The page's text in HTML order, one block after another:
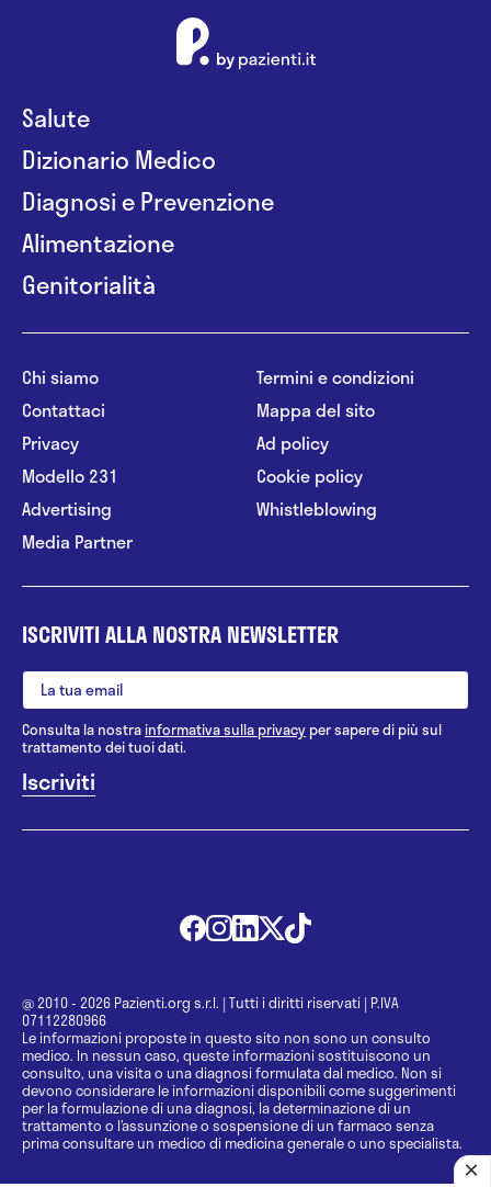
Salute
Dizionario Medico
Diagnosi e Prevenzione
Alimentazione
Genitorialità
Chi siamo
Contattaci
Privacy
Modello 231
Advertising
Media Partner
Termini e condizioni
Mappa del sito
Ad policy
Cookie policy
Whistleblowing
ISCRIVITI ALLA NOSTRA NEWSLETTER
Consulta la nostrainformativa sulla privacy per sapere di più sul
trattamento dei tuoi dati.
@ 2010 - 2026 Pazienti.org s.r.l. | Tutti i diritti riservati | P.IVA
07112280966
Le informazioni proposte in questo sito non sono un consulto
medico. In nessun caso, queste informazioni sostituiscono un
consulto, una visita o una diagnosi formulata dal medico. Non si
devono considerare le informazioni disponibili come suggerimenti
per la formulazione di una diagnosi, la determinazione di un
trattamento o l’assunzione o sospensione di un farmaco senza
prima consultare un medico di medicina generale o uno specialista.